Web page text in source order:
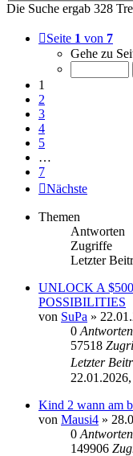
Die Suche ergab 328
Seite 1 von 7
Gehe zu
1
2
3
4
5
…
7
Nächste
Themen
Antworten
Zugriffe
Letzter
UNLOCK A
POSSIBILITIES
von SuPa »
0 Antworten
57518
Letzter
Kind 2 wann am
von Mausi4 »
0 Antworten
149906